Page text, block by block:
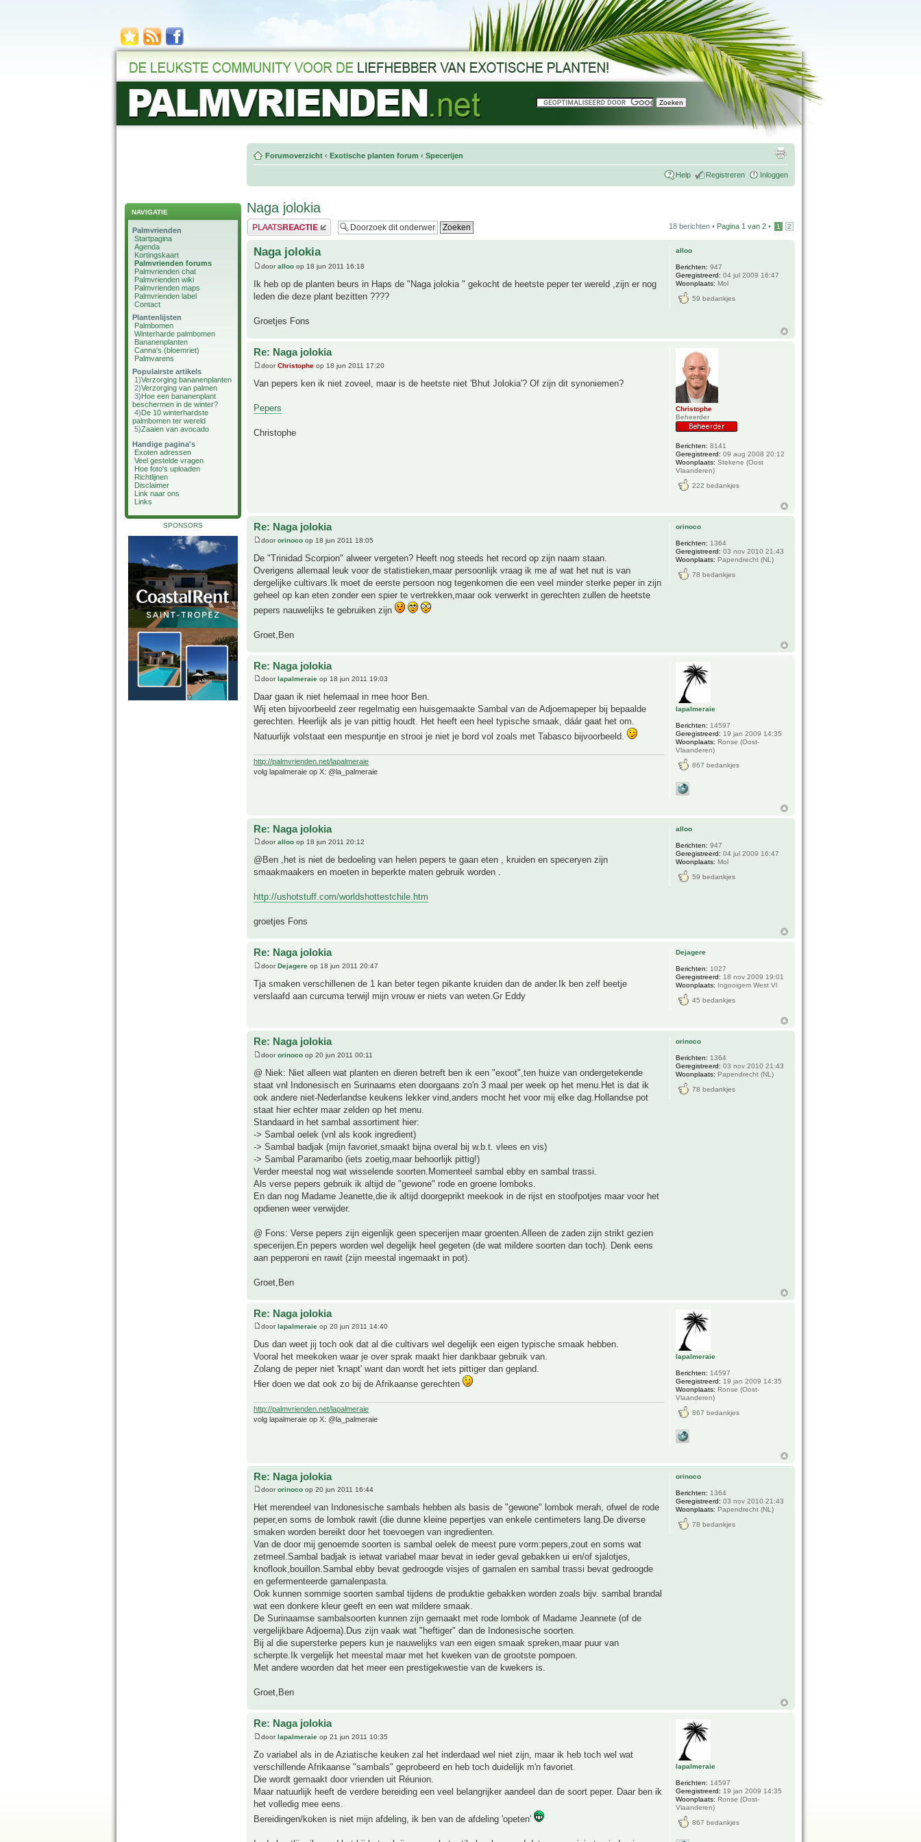
NAVIGATIE
Palmvrienden
Startpagina
Agenda
Kortingskaart
Palmvrienden forums
Palmvrienden chat
Palmvrienden wiki
Palmvrienden maps
Palmvrienden label
Contact
Plantenlijsten
Palmbomen
Winterharde palmbomen
Bananenplanten
Canna's (bloemriet)
Palmvarens
Populairste artikels
1)Verzorging bananenplanten
2)Verzorging van palmen
3)Hoe een bananenplant
beschermen in de winter?
4)De 10 winterhardste
palmbomen ter wereld
5)Zaaien van avocado
Handige pagina's
Exoten adressen
Veel gestelde vragen
Hoe foto's uploaden
Richtlijnen
Disclaimer
Link naar ons
Links
SPONSORS
Forumoverzicht ‹ Exotische planten forum ‹ Specerijen
Help Registreren Inloggen
Naga jolokia
Plaats een reactie 18 berichten • Pagina 1 van 2 • 1 2
Naga jolokia
dooralloo op 18 jun 2011 16:18
Ik heb op de planten beurs in Haps de "Naga jolokia " gekocht de heetste peper ter wereld ,zijn er nog
leden die deze plant bezitten ????
Groetjes Fons
alloo
Berichten: 947
Geregistreerd: 04 jul 2009 16:47
Woonplaats: Mol
59 bedankjes
Re: Naga jolokia
doorChristophe op 18 jun 2011 17:20
Van pepers ken ik niet zoveel, maar is de heetste niet 'Bhut Jolokia'? Of zijn dit synoniemen?
Pepers
Christophe
Christophe
Beheerder
Berichten: 8141
Geregistreerd: 09 aug 2008 20:12
Woonplaats: Stekene (Oost
Vlaanderen)
222 bedankjes
Re: Naga jolokia
doororinoco op 18 jun 2011 18:05
De "Trinidad Scorpion" alweer vergeten? Heeft nog steeds het record op zijn naam staan.
Overigens allemaal leuk voor de statistieken,maar persoonlijk vraag ik me af wat het nut is van
dergelijke cultivars.Ik moet de eerste persoon nog tegenkomen die een veel minder sterke peper in zijn
geheel op kan eten zonder een spier te vertrekken,maar ook verwerkt in gerechten zullen de heetste
pepers nauwelijks te gebruiken zijn
Groet,Ben
orinoco
Berichten: 1364
Geregistreerd: 03 nov 2010 21:43
Woonplaats: Papendrecht (NL)
78 bedankjes
Re: Naga jolokia
doorlapalmeraie op 18 jun 2011 19:03
Daar gaan ik niet helemaal in mee hoor Ben.
Wij eten bijvoorbeeld zeer regelmatig een huisgemaakte Sambal van de Adjoemapeper bij bepaalde
gerechten. Heerlijk als je van pittig houdt. Het heeft een heel typische smaak, dáár gaat het om.
Natuurlijk volstaat een mespuntje en strooi je niet je bord vol zoals met Tabasco bijvoorbeeld.
http://palmvrienden.net/lapalmeraie
volg lapalmeraie op X: @la_palmeraie
lapalmeraie
Berichten: 14597
Geregistreerd: 19 jan 2009 14:35
Woonplaats: Ronse (Oost-
Vlaanderen)
867 bedankjes
Re: Naga jolokia
dooralloo op 18 jun 2011 20:12
@Ben ,het is niet de bedoeling van helen pepers te gaan eten , kruiden en speceryen zijn
smaakmaakers en moeten in beperkte maten gebruik worden .
http://ushotstuff.com/worldshottestchile.htm
groetjes Fons
alloo
Berichten: 947
Geregistreerd: 04 jul 2009 16:47
Woonplaats: Mol
59 bedankjes
Re: Naga jolokia
doorDejagere op 18 jun 2011 20:47
Tja smaken verschillenen de 1 kan beter tegen pikante kruiden dan de ander.Ik ben zelf beetje
verslaafd aan curcuma terwijl mijn vrouw er niets van weten.Gr Eddy
Dejagere
Berichten: 1027
Geregistreerd: 18 nov 2009 19:01
Woonplaats: Ingooigem West Vl
45 bedankjes
Re: Naga jolokia
doororinoco op 20 jun 2011 00:11
@ Niek: Niet alleen wat planten en dieren betreft ben ik een "exoot",ten huize van ondergetekende
staat vnl Indonesisch en Surinaams eten doorgaans zo'n 3 maal per week op het menu.Het is dat ik
ook andere niet-Nederlandse keukens lekker vind,anders mocht het voor mij elke dag.Hollandse pot
staat hier echter maar zelden op het menu.
Standaard in het sambal assortiment hier:
-> Sambal oelek (vnl als kook ingredient)
-> Sambal badjak (mijn favoriet,smaakt bijna overal bij w.b.t. vlees en vis)
-> Sambal Paramaribo (iets zoetig,maar behoorlijk pittig!)
Verder meestal nog wat wisselende soorten.Momenteel sambal ebby en sambal trassi.
Als verse pepers gebruik ik altijd de "gewone" rode en groene lomboks.
En dan nog Madame Jeanette,die ik altijd doorgeprikt meekook in de rijst en stoofpotjes maar voor het
opdienen weer verwijder.
@ Fons: Verse pepers zijn eigenlijk geen specerijen maar groenten.Alleen de zaden zijn strikt gezien
specerijen.En pepers worden wel degelijk heel gegeten (de wat mildere soorten dan toch). Denk eens
aan pepperoni en rawit (zijn meestal ingemaakt in pot).
Groet,Ben
orinoco
Berichten: 1364
Geregistreerd: 03 nov 2010 21:43
Woonplaats: Papendrecht (NL)
78 bedankjes
Re: Naga jolokia
doorlapalmeraie op 20 jun 2011 14:40
Dus dan weet jij toch ook dat al die cultivars wel degelijk een eigen typische smaak hebben.
Vooral het meekoken waar je over sprak maakt hier dankbaar gebruik van.
Zolang de peper niet 'knapt' want dan wordt het iets pittiger dan gepland.
Hier doen we dat ook zo bij de Afrikaanse gerechten
http://palmvrienden.net/lapalmeraie
volg lapalmeraie op X: @la_palmeraie
lapalmeraie
Berichten: 14597
Geregistreerd: 19 jan 2009 14:35
Woonplaats: Ronse (Oost-
Vlaanderen)
867 bedankjes
Re: Naga jolokia
doororinoco op 20 jun 2011 16:44
Het merendeel van Indonesische sambals hebben als basis de "gewone" lombok merah, ofwel de rode
peper,en soms de lombok rawit (die dunne kleine pepertjes van enkele centimeters lang.De diverse
smaken worden bereikt door het toevoegen van ingredienten.
Van de door mij genoemde soorten is sambal oelek de meest pure vorm:pepers,zout en soms wat
zetmeel.Sambal badjak is ietwat variabel maar bevat in ieder geval gebakken ui en/of sjalotjes,
knoflook,bouillon.Sambal ebby bevat gedroogde visjes of garnalen en sambal trassi bevat gedroogde
en gefermenteerde garnalenpasta.
Ook kunnen sommige soorten sambal tijdens de produktie gebakken worden zoals bijv. sambal brandal
wat een donkere kleur geeft en een wat mildere smaak.
De Surinaamse sambalsoorten kunnen zijn gemaakt met rode lombok of Madame Jeannete (of de
vergelijkbare Adjoema).Dus zijn vaak wat "heftiger" dan de Indonesische soorten.
Bij al die supersterke pepers kun je nauwelijks van een eigen smaak spreken,maar puur van
scherpte.Ik vergelijk het meestal maar met het kweken van de grootste pompoen.
Met andere woorden dat het meer een prestigekwestie van de kwekers is.
Groet,Ben
orinoco
Berichten: 1364
Geregistreerd: 03 nov 2010 21:43
Woonplaats: Papendrecht (NL)
78 bedankjes
Re: Naga jolokia
doorlapalmeraie op 21 jun 2011 10:35
Zo variabel als in de Aziatische keuken zal het inderdaad wel niet zijn, maar ik heb toch wel wat
verschillende Afrikaanse "sambals" geprobeerd en heb toch duidelijk m'n favoriet.
Die wordt gemaakt door vrienden uit Réunion.
Maar natuurlijk heeft de verdere bereiding een veel belangrijker aandeel dan de soort peper. Daar ben ik
het volledig mee eens.
Bereidingen/koken is niet mijn afdeling, ik ben van de afdeling 'opeten'
lapalmeraie
Berichten: 14597
Geregistreerd: 19 jan 2009 14:35
Woonplaats: Ronse (Oost-
Vlaanderen)
867 bedankjes